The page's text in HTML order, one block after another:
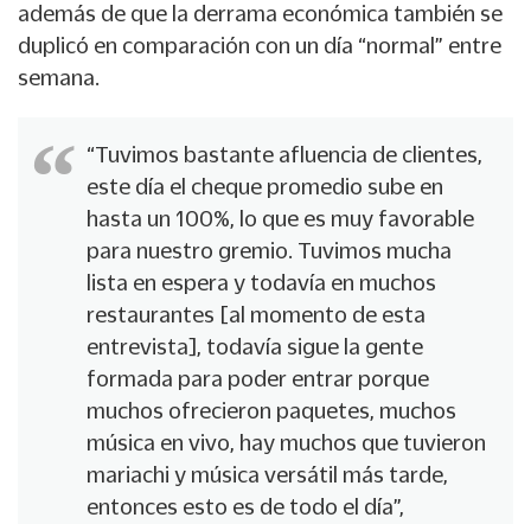
además de que la derrama económica también se
duplicó en comparación con un día “normal” entre
semana.
“Tuvimos bastante afluencia de clientes,
este día el cheque promedio sube en
hasta un 100%, lo que es muy favorable
para nuestro gremio. Tuvimos mucha
lista en espera y todavía en muchos
restaurantes [al momento de esta
entrevista], todavía sigue la gente
formada para poder entrar porque
muchos ofrecieron paquetes, muchos
música en vivo, hay muchos que tuvieron
mariachi y música versátil más tarde,
entonces esto es de todo el día”,